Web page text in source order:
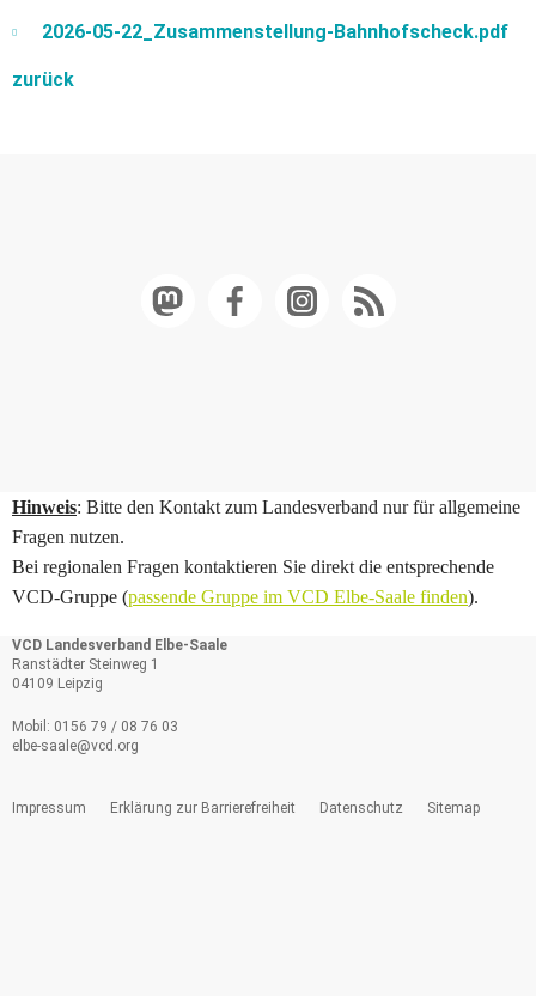
2026-05-22_Zusammenstellung-Bahnhofscheck.pdf
zurück
Hinweis: Bitte den Kontakt zum Landesverband nur für allgemeine
Fragen nutzen.
Bei regionalen Fragen kontaktieren Sie direkt die entsprechende
VCD-Gruppe (passende Gruppe im VCD Elbe-Saale finden).
VCD Landesverband Elbe-Saale
Ranstädter Steinweg 1
04109 Leipzig
Mobil: 0156 79 / 08 76 03
elbe-saale@vcd.org
Impressum Erklärung zur Barrierefreiheit Datenschutz Sitemap